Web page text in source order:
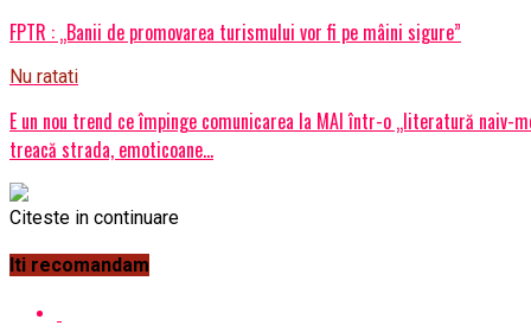
FPTR : „Banii de promovarea turismului vor fi pe mâini sigure”
Nu ratati
E un nou trend ce împinge comunicarea la MAI într-o „literatură
treacă strada, emoticoane…
Citeste in continuare
Iti recomandam